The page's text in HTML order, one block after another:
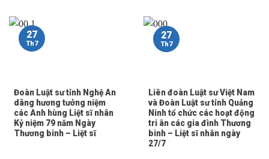
Đoàn Luật sư tỉnh Nghệ An
dâng hương tưởng niệm
các Anh hùng Liệt sĩ nhân
Kỷ niệm 79 năm Ngày
Thương binh – Liệt sĩ
27
Th7
Liên đoàn Luật sư Việt Nam
và Đoàn Luật sư tỉnh Quảng
Ninh tổ chức các hoạt động
tri ân các gia đình Thương
binh – Liệt sĩ nhân ngày
27/7
27
Th7